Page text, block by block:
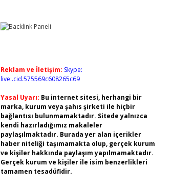
Reklam ve İletişim: Skype:
live:.cid.575569c608265c69
Yasal Uyarı: Bu internet sitesi, herhangi bir
marka, kurum veya şahıs şirketi ile hiçbir
bağlantısı bulunmamaktadır. Sitede yalnızca
kendi hazırladığımız makaleler
paylaşılmaktadır. Burada yer alan içerikler
haber niteliği taşımamakta olup, gerçek kurum
ve kişiler hakkında paylaşım yapılmamaktadır.
Gerçek kurum ve kişiler ile isim benzerlikleri
tamamen tesadüfidir.